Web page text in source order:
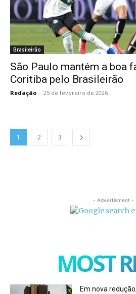
Brasileirão
São Paulo mantém a boa
Coritiba pelo Brasileirão
Redação - 25 de fevereiro de 2026
1 2 3
- Advertisment -
MOST
Em nova